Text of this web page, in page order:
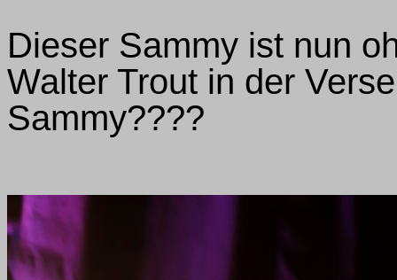
Dieser Sammy ist nun
Walter Trout in der
Sammy????